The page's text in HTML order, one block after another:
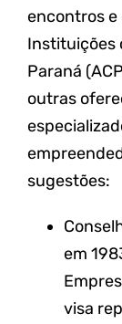
encontros e
Instituições
Paraná
outras
sugestões:
em
visa